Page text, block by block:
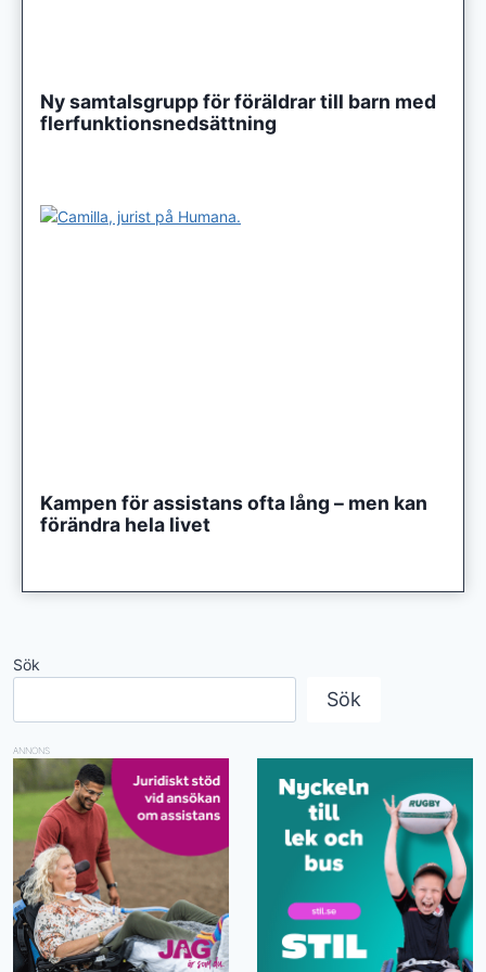
Ny samtalsgrupp för föräldrar till barn med
flerfunktionsnedsättning
Kampen för assistans ofta lång – men kan
förändra hela livet
Sök
Sök
ANNONS